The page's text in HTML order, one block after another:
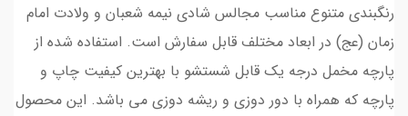
رنگبندی متنوع مناسب مجالس شادی نیمه شعبان و ولادت امام
زمان (عج) در ابعاد مختلف قابل سفارش است. استفاده شده از
پارچه مخمل درجه یک قابل شستشو با بهترین کیفیت چاپ و
پارچه که همراه با دور دوزی و ریشه دوزی می باشد. این محصول